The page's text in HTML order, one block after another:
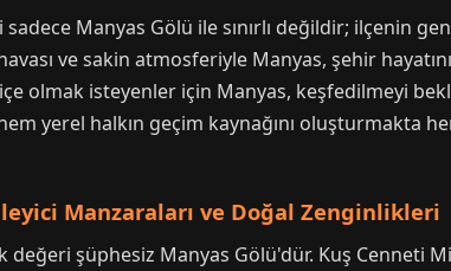
Manyas Gölü ile sınırlı değildir; ilçenin
ve sakin atmosferiyle Manyas, şehir
içe olmak isteyenler için Manyas, keşfedilmeyi
yerel halkın geçim kaynağını oluşturmakta
Manzaraları ve Doğal Zenginlikleri
değeri şüphesiz Manyas Gölü'dür. Kuş Cenneti